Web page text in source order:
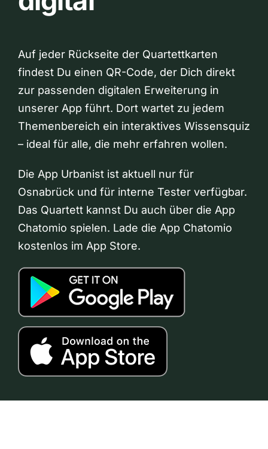
Auf jeder Rückseite der Quartettkarten
findest Du einen QR-Code, der Dich direkt
zur passenden digitalen Erweiterung in
unserer App führt. Dort wartet zu jedem
Themenbereich ein interaktives Wissensquiz
– ideal für alle, die mehr erfahren wollen.
Die App Urbanist ist aktuell nur für
Osnabrück und für interne Tester verfügbar.
Das Quartett kannst Du auch über die App
Chatomio spielen. Lade die App Chatomio
kostenlos im App Store.